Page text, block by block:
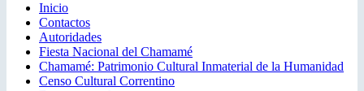
Inicio
Contactos
Autoridades
Fiesta Nacional del Chamamé
Chamamé: Patrimonio Cultural Inmaterial de la Humanidad
Censo Cultural Correntino